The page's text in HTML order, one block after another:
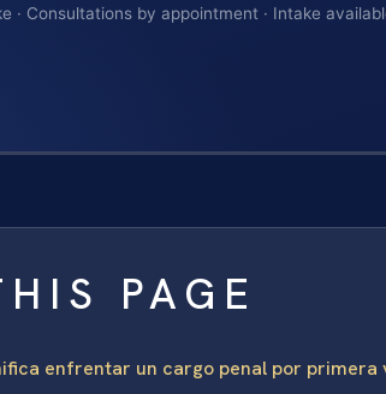
· Consultations by appointment · Intake
PAGE
enfrentar un cargo penal por primera